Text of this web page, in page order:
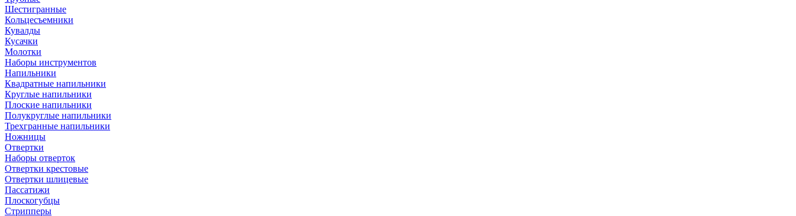
Шестигранные
Кольцесъемники
Кувалды
Кусачки
Молотки
Наборы инструментов
Напильники
Квадратные напильники
Круглые напильники
Плоские напильники
Полукруглые напильники
Трехгранные напильники
Ножницы
Отвертки
Наборы отверток
Отвертки крестовые
Отвертки шлицевые
Пассатижи
Плоскогубцы
Стрипперы